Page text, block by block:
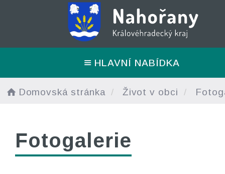
HLAVNÍ NABÍDKA
Domovská stránka Život v obci
Fotogalerie